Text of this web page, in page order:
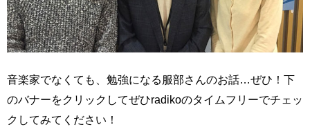
音楽家でなくても、勉強になる服部さんのお話…ぜひ！下
のバナーをクリックしてぜひradikoのタイムフリーでチェッ
クしてみてください！